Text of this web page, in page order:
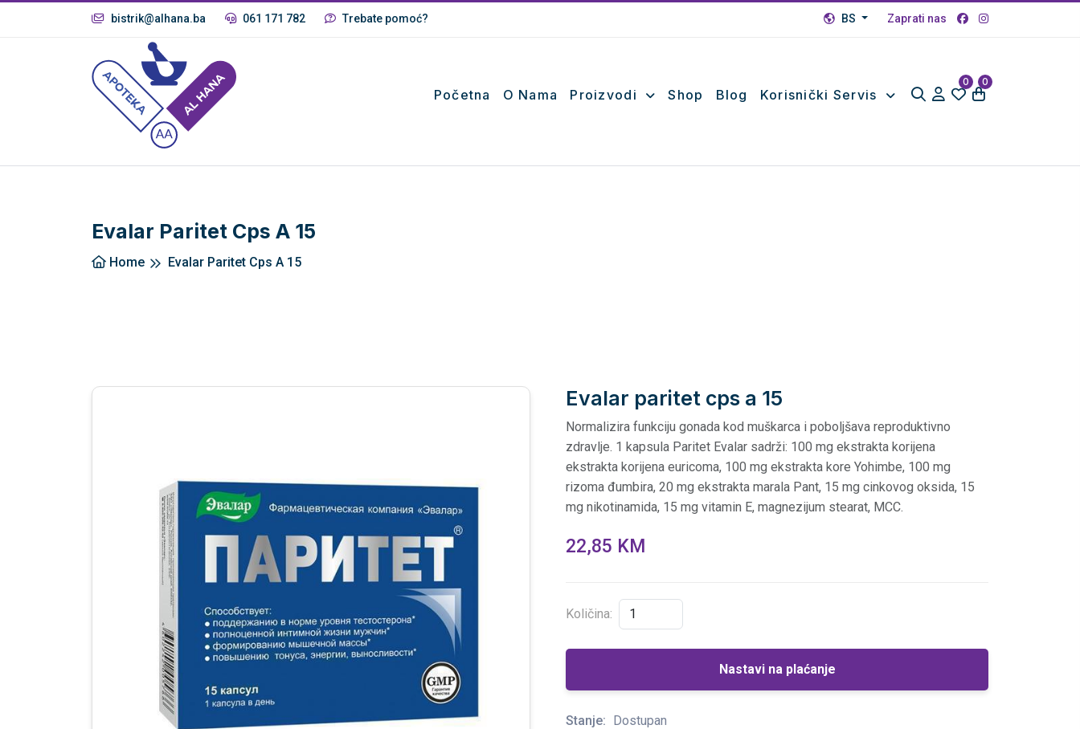
bistrik@alhana.ba 061 171 782 Trebate pomoć? BS Zaprati nas
Početna O Nama Proizvodi Shop Blog Korisnički Servis
0 0
Evalar Paritet Cps A 15
Home Evalar Paritet Cps A 15
Evalar paritet cps a 15
Normalizira funkciju gonada kod muškarca i poboljšava reproduktivno
zdravlje. 1 kapsula Paritet Evalar sadrži: 100 mg ekstrakta korijena
ekstrakta korijena euricoma, 100 mg ekstrakta kore Yohimbe, 100 mg
rizoma đumbira, 20 mg ekstrakta marala Pant, 15 mg cinkovog oksida, 15
mg nikotinamida, 15 mg vitamin E, magnezijum stearat, MCC.
22,85 KM
Količina:
Nastavi na plaćanje
Stanje: Dostupan